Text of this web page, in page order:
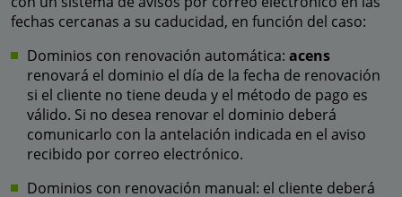
fechas cercanas a su caducidad, en función del caso:
Dominios con renovación automática: acens
renovará el dominio el día de la fecha de renovación
si el cliente no tiene deuda y el método de pago es
válido. Si no desea renovar el dominio deberá
comunicarlo con la antelación indicada en el aviso
recibido por correo electrónico.
Dominios con renovación manual: el cliente deberá